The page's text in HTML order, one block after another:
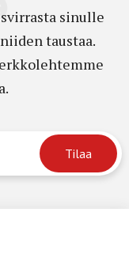
sinulle
taustaa.